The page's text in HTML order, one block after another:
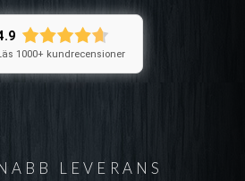
LEVERANS
1000+ kundrecensioner